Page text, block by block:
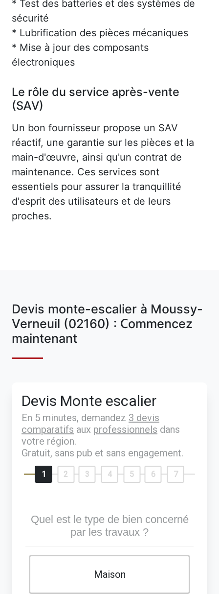
* Test des batteries et des systèmes de
sécurité
* Lubrification des pièces mécaniques
* Mise à jour des composants
électroniques
Le rôle du service après-vente
(SAV)
Un bon fournisseur propose un SAV
réactif, une garantie sur les pièces et la
main-d'œuvre, ainsi qu'un contrat de
maintenance. Ces services sont
essentiels pour assurer la tranquillité
d'esprit des utilisateurs et de leurs
proches.
Devis monte-escalier à Moussy-
Verneuil (02160) : Commencez
maintenant
Devis Monte escalier
En 5 minutes, demandez 3 devis
comparatifs aux professionnels dans
votre région.
Gratuit, sans pub et sans engagement.
1 2 3 4 5 6 7
Quel est le type de bien concerné
par les travaux ?
Maison